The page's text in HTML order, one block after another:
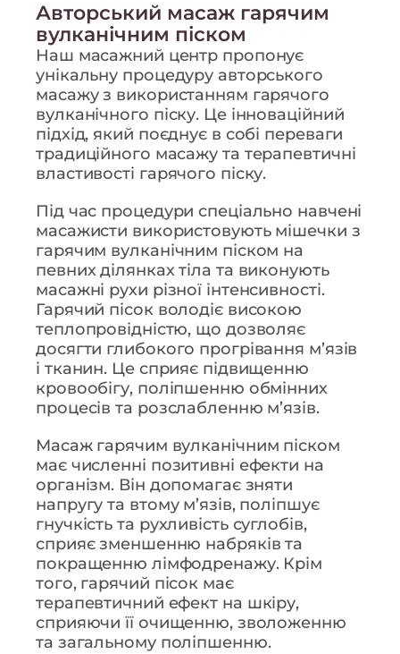
Авторський масаж гарячим
вулканічним піском
Наш масажний центр пропонує
унікальну процедуру авторського
масажу з використанням гарячого
вулканічного піску. Це інноваційний
підхід, який поєднує в собі переваги
традиційного масажу та терапевтичні
властивості гарячого піску.
Під час процедури спеціально навчені
масажисти використовують мішечки з
гарячим вулканічним піском на
певних ділянках тіла та виконують
масажні рухи різної інтенсивності.
Гарячий пісок володіє високою
теплопровідністю, що дозволяє
досягти глибокого прогрівання м’язів
і тканин. Це сприяє підвищенню
кровообігу, поліпшенню обмінних
процесів та розслабленню м’язів.
Масаж гарячим вулканічним піском
має численні позитивні ефекти на
організм. Він допомагає зняти
напругу та втому м’язів, поліпшує
гнучкість та рухливість суглобів,
сприяє зменшенню набряків та
покращенню лімфодренажу. Крім
того, гарячий пісок має
терапевтичний ефект на шкіру,
сприяючи її очищенню, зволоженню
та загальному поліпшенню.